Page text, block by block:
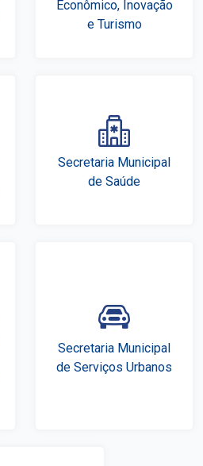
Econômico, Inovação
e Turismo
Secretaria Municipal
de Saúde
Secretaria Municipal
de Serviços Urbanos